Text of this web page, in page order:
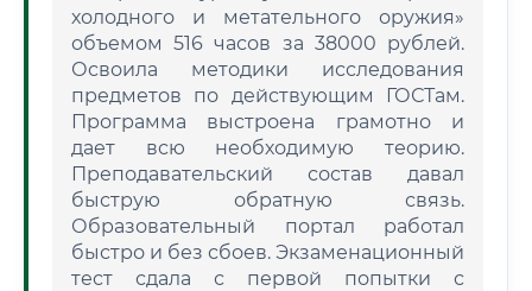
холодного и метательного оружия»
объемом 516 часов за 38000 рублей.
Освоила методики исследования
предметов по действующим ГОСТам.
Программа выстроена грамотно и
дает всю необходимую теорию.
Преподавательский состав давал
быструю обратную связь.
Образовательный портал работал
быстро и без сбоев. Экзаменационный
тест сдала с первой попытки с